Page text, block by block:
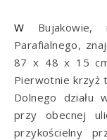
W Bujakowie, na terenie tamtejszego Ogrodu
Parafialnego,
87 x 48 x 15
Pierwotnie krzyż
Dolnego działu
przy obecnej
przykościelny